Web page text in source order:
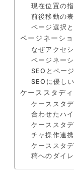
現在位置の
前後移動の表
ページ選択
ページネーシ
なぜアクセ
ページネー
SEOとペー
SEOに優し
ケーススタデ
ケーススタ
合わせたハ
ケーススタ
チャ操作連携
ケーススタ
稿へのダイ